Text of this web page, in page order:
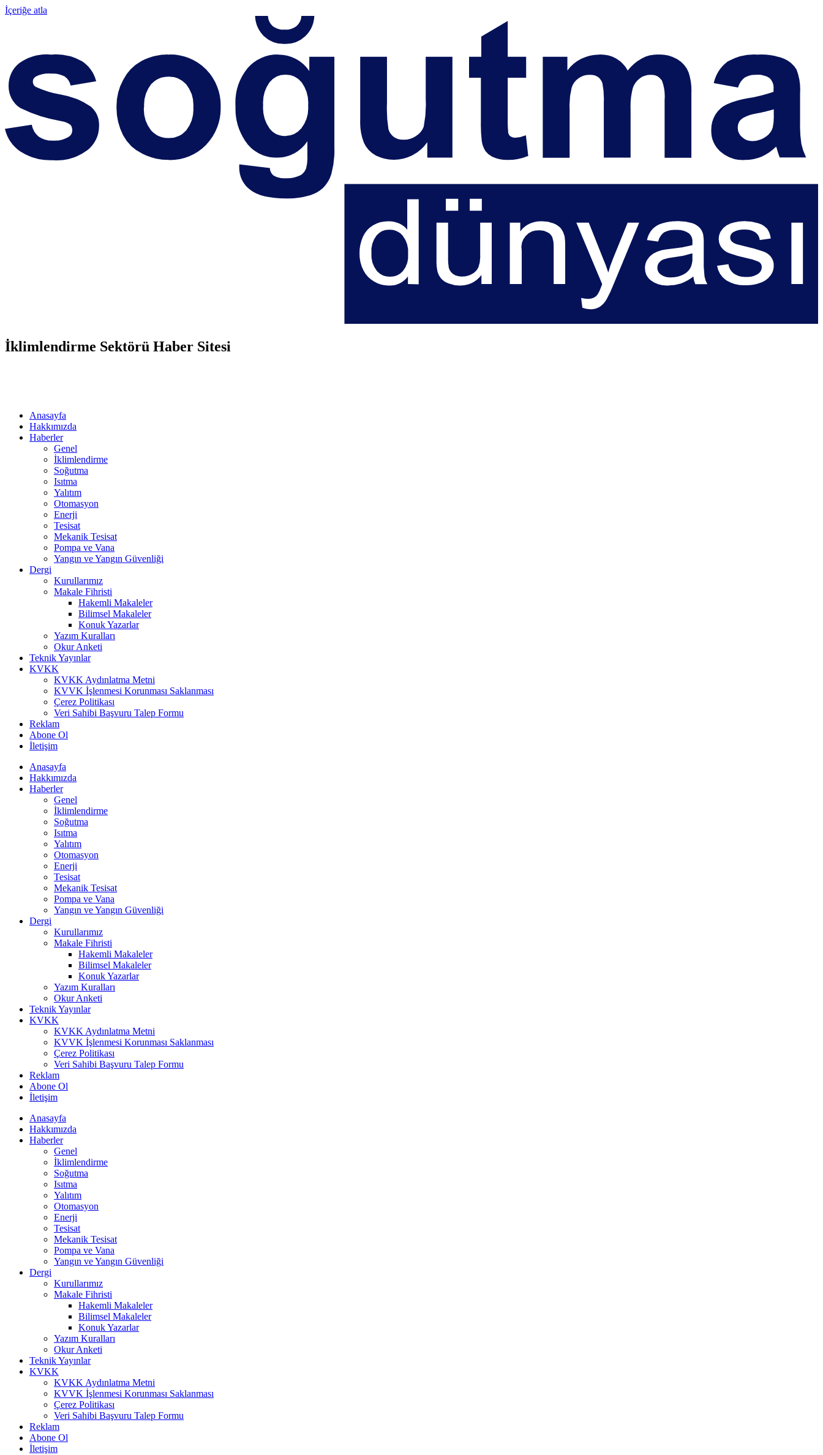
İçeriğe atla
İklimlendirme Sektörü Haber Sitesi
Anasayfa
Hakkımızda
Haberler
Genel
İklimlendirme
Soğutma
Isıtma
Yalıtım
Otomasyon
Enerji
Tesisat
Mekanik Tesisat
Pompa ve Vana
Yangın ve Yangın Güvenliği
Dergi
Kurullarımız
Makale Fihristi
Hakemli Makaleler
Bilimsel Makaleler
Konuk Yazarlar
Yazım Kuralları
Okur Anketi
Teknik Yayınlar
KVKK
KVKK Aydınlatma Metni
KVVK İşlenmesi Korunması Saklanması
Çerez Politikası
Veri Sahibi Başvuru Talep Formu
Reklam
Abone Ol
İletişim
Anasayfa
Hakkımızda
Haberler
Genel
İklimlendirme
Soğutma
Isıtma
Yalıtım
Otomasyon
Enerji
Tesisat
Mekanik Tesisat
Pompa ve Vana
Yangın ve Yangın Güvenliği
Dergi
Kurullarımız
Makale Fihristi
Hakemli Makaleler
Bilimsel Makaleler
Konuk Yazarlar
Yazım Kuralları
Okur Anketi
Teknik Yayınlar
KVKK
KVKK Aydınlatma Metni
KVVK İşlenmesi Korunması Saklanması
Çerez Politikası
Veri Sahibi Başvuru Talep Formu
Reklam
Abone Ol
İletişim
Anasayfa
Hakkımızda
Haberler
Genel
İklimlendirme
Soğutma
Isıtma
Yalıtım
Otomasyon
Enerji
Tesisat
Mekanik Tesisat
Pompa ve Vana
Yangın ve Yangın Güvenliği
Dergi
Kurullarımız
Makale Fihristi
Hakemli Makaleler
Bilimsel Makaleler
Konuk Yazarlar
Yazım Kuralları
Okur Anketi
Teknik Yayınlar
KVKK
KVKK Aydınlatma Metni
KVVK İşlenmesi Korunması Saklanması
Çerez Politikası
Veri Sahibi Başvuru Talep Formu
Reklam
Abone Ol
İletişim